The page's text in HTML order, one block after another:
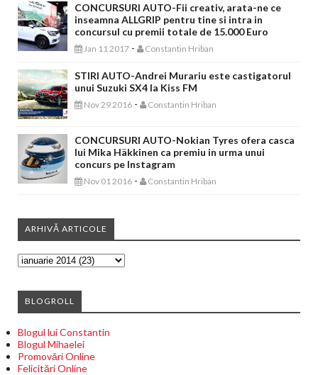
CONCURSURI AUTO-Fii creativ, arata-ne ce
inseamna ALLGRIP pentru tine si intra in
concursul cu premii totale de 15.000 Euro
Jan 11 2017 - Constantin Hriban
STIRI AUTO-Andrei Murariu este castigatorul
unui Suzuki SX4 la Kiss FM
Nov 29 2016 - Constantin Hriban
CONCURSURI AUTO-Nokian Tyres ofera casca
lui Mika Häkkinen ca premiu in urma unui
concurs pe Instagram
Nov 01 2016 - Constantin Hriban
ARHIVĂ ARTICOLE
BLOGROLL
Blogul lui Constantin
Blogul Mihaelei
Promovări Online
Felicitări Online